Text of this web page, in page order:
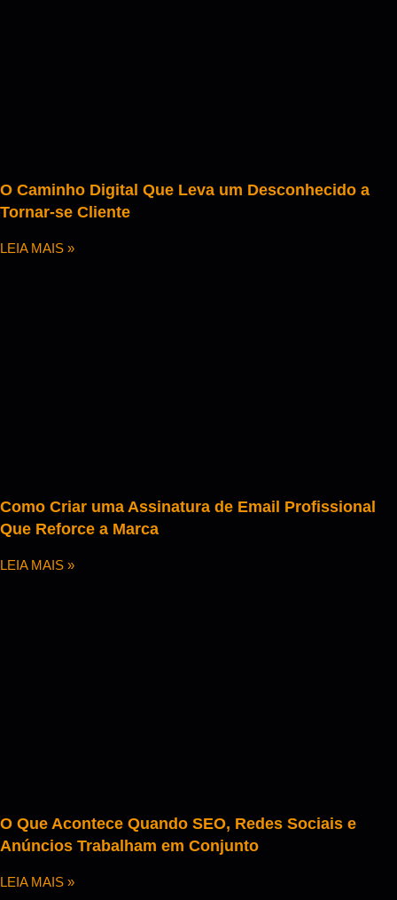
O Caminho Digital Que Leva um Desconhecido a
Tornar-se Cliente
LEIA MAIS »
Como Criar uma Assinatura de Email Profissional
Que Reforce a Marca
LEIA MAIS »
O Que Acontece Quando SEO, Redes Sociais e
Anúncios Trabalham em Conjunto
LEIA MAIS »